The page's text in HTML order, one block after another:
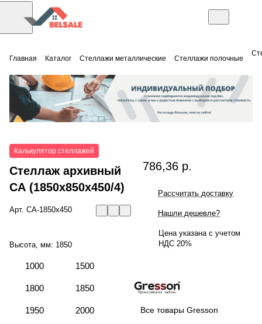
Главная Каталог Стеллажи металлические Стеллажи полочные
Калькулятор стеллажей
Стеллаж архивный
СА (1850x850x450/4)
Арт. СА-1850х450
Высота, мм: 1850
1000 1500
1800 1850
1950 2000
786,36 р.
Рассчитать доставку
Нашли дешевле?
Цена указана с учетом
НДС 20%
Все товары Gresson